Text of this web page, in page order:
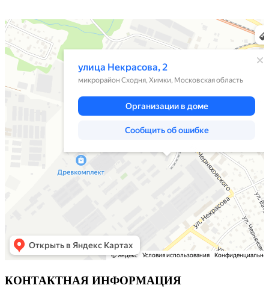
Химки
Яндекс Карты — транспорт, навигация, поиск мест
КОНТАКТНАЯ ИНФОРМАЦИЯ